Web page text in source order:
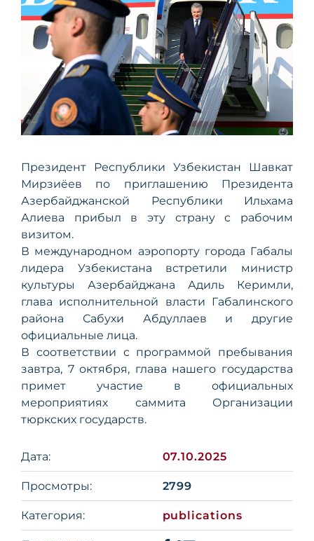
Президент Республики Узбекистан Шавкат
Мирзиёев по приглашению Президента
Азербайджанской Республики Ильхама
Алиева прибыл в эту страну с рабочим
визитом.
В международном аэропорту города Габалы
лидера Узбекистана встретили министр
культуры Азербайджана Адиль Керимли,
глава исполнительной власти Габалинского
района Сабухи Абдуллаев и другие
официальные лица.
В соответствии с программой пребывания
завтра, 7 октября, глава нашего государства
примет участие в официальных
мероприятиях саммита Организации
тюркских государств.
Дата: 07.10.2025
Просмотры: 2799
Категория: publications